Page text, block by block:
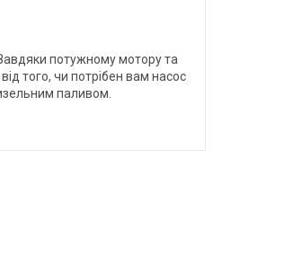
потужному мотору та
того, чи потрібен вам насос
паливом.